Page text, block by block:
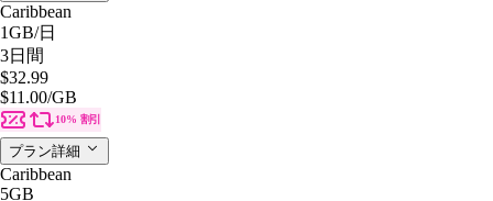
Caribbean
1GB/日
3日間
$32.99
$11.00/GB
10% 割引
プラン詳細
Caribbean
5GB